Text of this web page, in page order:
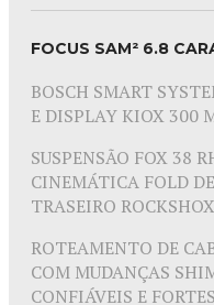
FOCUS SAM² 6.8
BOSCH SMART
E DISPLAY KIOX 300
SUSPENSÃO FOX 38
CINEMÁTICA FOLD
TRASEIRO
ROTEAMENTO DE
COM MUDANÇAS
CONFIÁVEIS E